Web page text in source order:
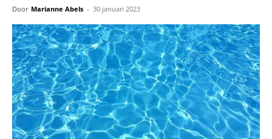
Door Marianne Abels - 30 januari 2023